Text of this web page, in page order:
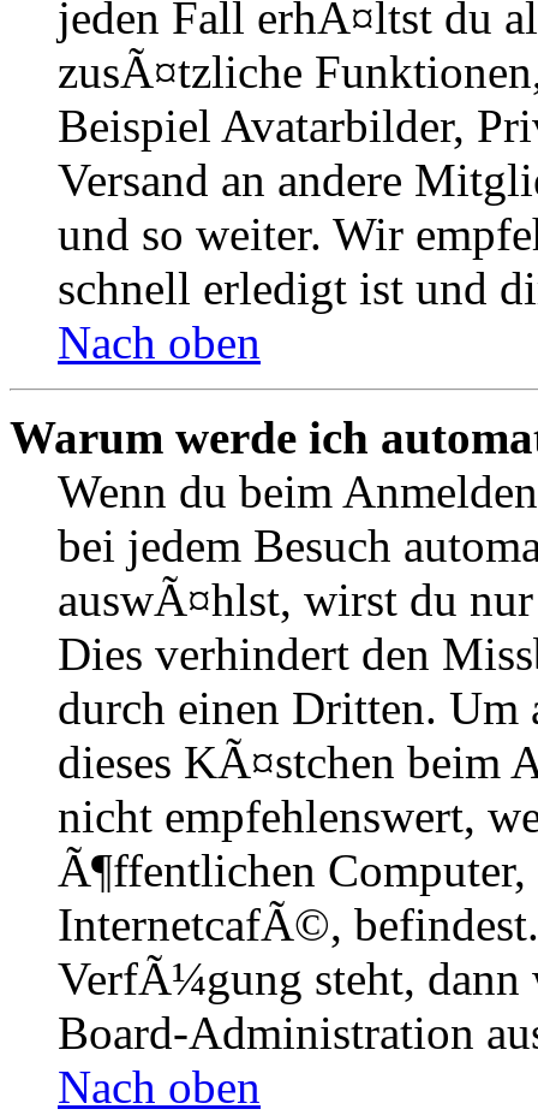
jeden Fall erhÃ¤ltst du
zusÃ¤tzliche
Beispiel Avatarbilder,
Versand an andere
und so weiter. Wir
schnell erledigt ist und
Nach oben
Warum werde ich
Wenn du beim
bei jedem Besuch
auswÃ¤hlst, wirst du
Dies verhindert den
durch einen Dritten. Um
dieses KÃ¤stchen beim
nicht empfehlenswert,
Ã¶ffentlichen
InternetcafÃ©,
VerfÃ¼gung steht, dann
Board-Administration
Nach oben